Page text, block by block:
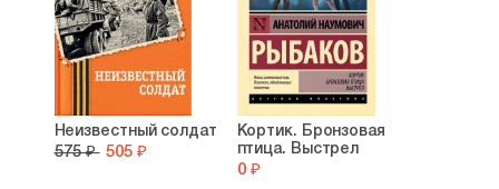
Неизвестный солдат
575 ₽ 505 ₽
Кортик. Бронзовая
птица. Выстрел
0 ₽